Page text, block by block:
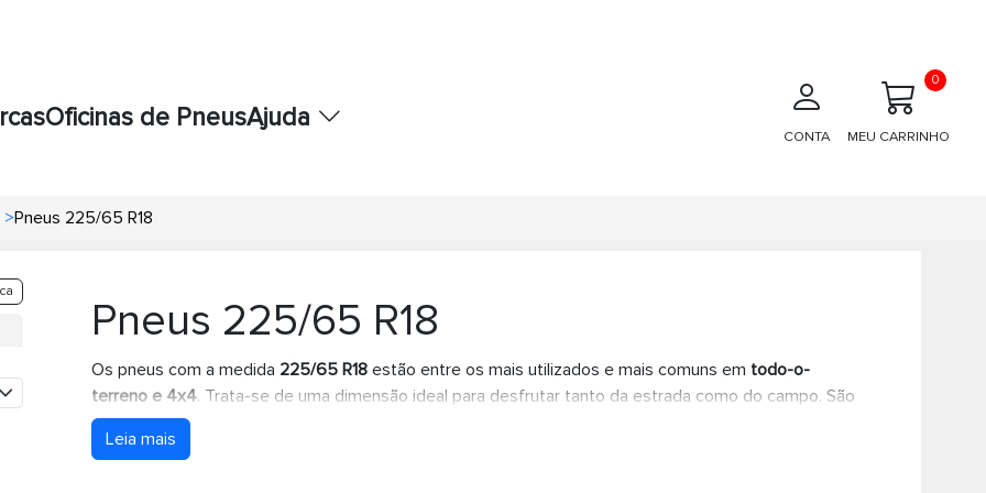
Oficinas de PneusAjuda
CONTA MEU CARRINHO
0
>Pneus 225/65 R18
Pneus 225/65 R18
Os pneus com a medida 225/65 R18estão entre os mais utilizados e mais comuns em todo-o-
terreno e 4x4. Trata-se de uma dimensão ideal para desfrutar tanto da estrada como do campo. São
medidas habituais em veículos todo-o-terreno pensados para percursos fora de estrada, bem como
para deslocações em estradas convencionais.
Leia mais